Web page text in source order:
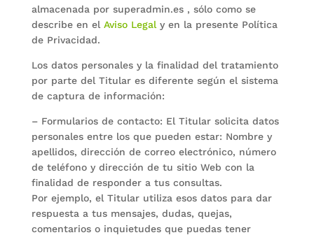
almacenada por superadmin.es , sólo como se
describe en el Aviso Legal y en la presente Política
de Privacidad.
Los datos personales y la finalidad del tratamiento
por parte del Titular es diferente según el sistema
de captura de información:
– Formularios de contacto: El Titular solicita datos
personales entre los que pueden estar: Nombre y
apellidos, dirección de correo electrónico, número
de teléfono y dirección de tu sitio Web con la
finalidad de responder a tus consultas.
Por ejemplo, el Titular utiliza esos datos para dar
respuesta a tus mensajes, dudas, quejas,
comentarios o inquietudes que puedas tener